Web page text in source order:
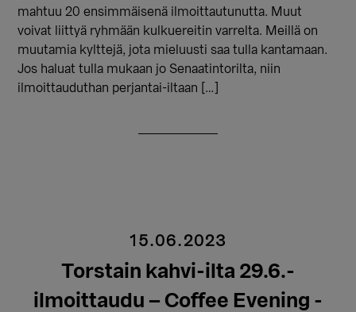
mahtuu 20 ensimmäisenä ilmoittautunutta. Muut
voivat liittyä ryhmään kulkuereitin varrelta. Meillä on
muutamia kylttejä, jota mieluusti saa tulla kantamaan.
Jos haluat tulla mukaan jo Senaatintorilta, niin
ilmoittauduthan perjantai-iltaan […]
15.06.2023
Torstain kahvi-ilta 29.6.-
ilmoittaudu – Coffee Evening -